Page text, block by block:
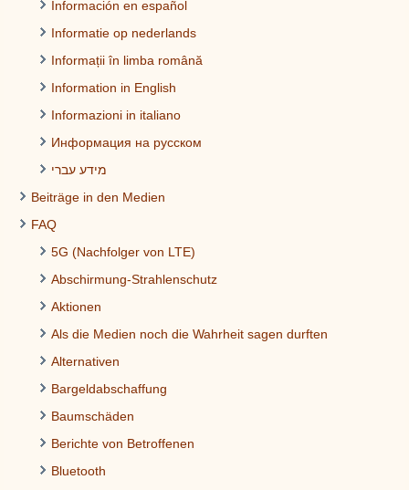
Información en español
Informatie op nederlands
Informații în limba română
Information in English
Informazioni in italiano
Информация на русском
מידע עברי
Beiträge in den Medien
FAQ
5G (Nachfolger von LTE)
Abschirmung-Strahlenschutz
Aktionen
Als die Medien noch die Wahrheit sagen durften
Alternativen
Bargeldabschaffung
Baumschäden
Berichte von Betroffenen
Bluetooth